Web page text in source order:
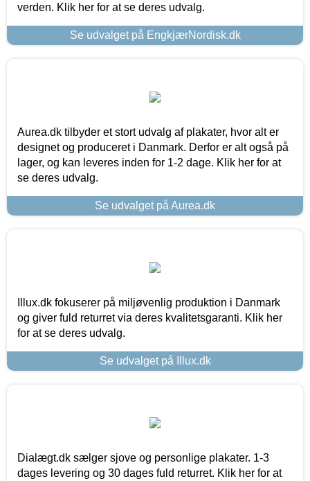
verden. Klik her for at se deres udvalg.
Se udvalget på EngkjærNordisk.dk
Aurea.dk tilbyder et stort udvalg af plakater, hvor alt er
designet og produceret i Danmark. Derfor er alt også på
lager, og kan leveres inden for 1-2 dage. Klik her for at
se deres udvalg.
Se udvalget på Aurea.dk
Illux.dk fokuserer på miljøvenlig produktion i Danmark
og giver fuld returret via deres kvalitetsgaranti. Klik her
for at se deres udvalg.
Se udvalget på Illux.dk
Dialægt.dk sælger sjove og personlige plakater. 1-3
dages levering og 30 dages fuld returret. Klik her for at